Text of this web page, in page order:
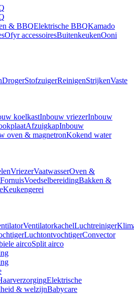
& BBQElektrische BBQKamado
Ofyr accessoiresBuitenkeukenOoni
DrogerStofzuigerReinigenStrijkenVaste
koelkastInbouw vriezerInbouw
AfzuigkapInbouw
oven & magnetronKokend water
VriezerVaatwasserOven &
FornuisVoedselbereidingBakken &
Keukengerei
VentilatorkachelLuchtreiniger
LuchtontvochtigerConvector
aircoSplit airco
Elektrische
& welzijnBabycare